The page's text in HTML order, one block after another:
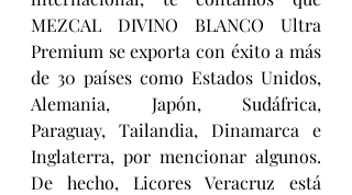
MEZCAL DIVINO BLANCO Ultra
Premium se exporta con éxito a más
de 30 países como Estados Unidos,
Alemania, Japón, Sudáfrica,
Paraguay, Tailandia, Dinamarca e
Inglaterra, por mencionar algunos.
De hecho, Licores Veracruz está